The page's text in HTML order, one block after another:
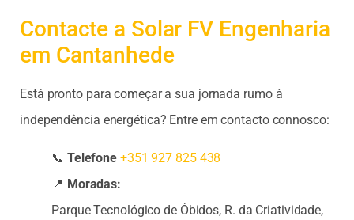
Contacte a Solar FV Engenharia
em Cantanhede
Está pronto para começar a sua jornada rumo à
independência energética? Entre em contacto connosco:
📞 Telefone +351 927 825 438
📍 Moradas:
Parque Tecnológico de Óbidos, R. da Criatividade,